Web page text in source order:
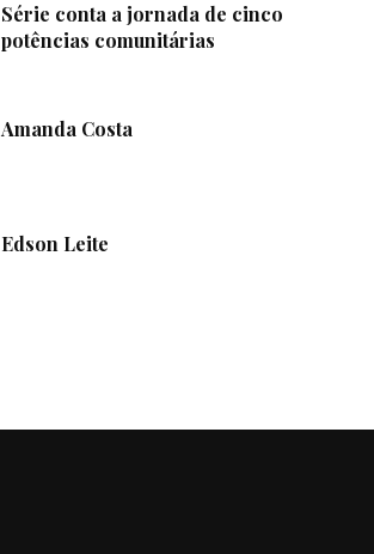
Série conta a jornada de cinco
potências comunitárias
Amanda Costa
Edson Leite